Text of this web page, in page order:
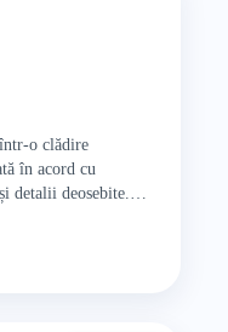
o clădire
în acord cu
detalii deosebite.